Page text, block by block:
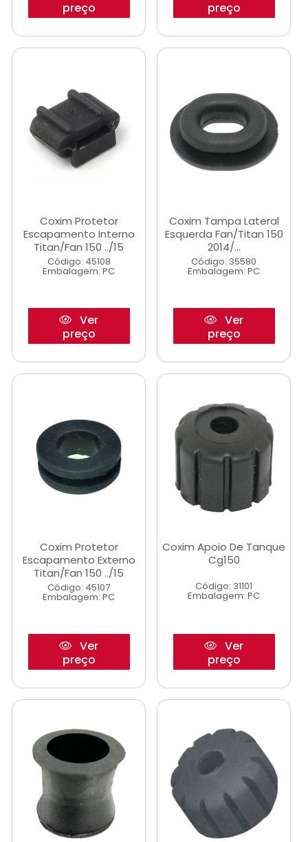
preço
preço
Coxim Protetor
Escapamento Interno
Titan/Fan 150 ../15
Código: 45108
Embalagem: PC
Ver
preço
Coxim Tampa Lateral
Esquerda Fan/Titan 150
2014/...
Código: 35580
Embalagem: PC
Ver
preço
Coxim Protetor
Escapamento Externo
Titan/Fan 150 ../15
Código: 45107
Embalagem: PC
Ver
preço
Coxim Apoio De Tanque
Cg150
Código: 31101
Embalagem: PC
Ver
preço